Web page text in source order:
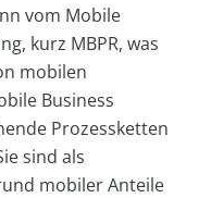
vom Mobile
kurz MBPR, was
mobilen
Business
Prozessketten
sind als
mobiler Anteile